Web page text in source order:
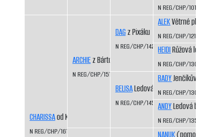
CHARISSAod Kamenité říčky
N REG/CHP/1615/12/14
ARCHIEz Bártova háje
N REG/CHP/1515/09/11
DAGz Pixáku
N REG/CHP/1425/07/09
BELISALedová bouře
N REG/CHP/1453/07/09
N REG/CHP/1015/97/99
ALEKVětrné pláně
N REG/CHP/1217/01/05
HEIDIRůžová louka
N REG/CHP/1306/03/
BADYJenčíkův les
N REG/CHP/1308/03/
ANDYLedová bouře
N REG/CHP/1350/04/